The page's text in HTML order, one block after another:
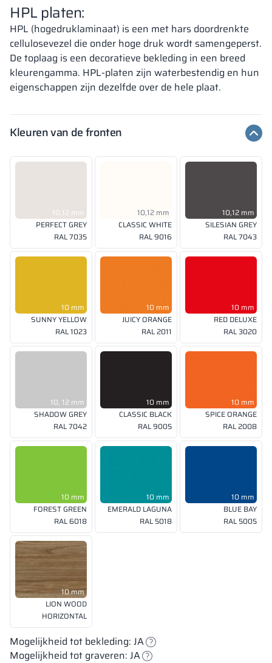
HPL platen:
HPL (hogedruklaminaat) is een met hars doordrenkte
cellulosevezel die onder hoge druk wordt samengeperst.
De toplaag is een decoratieve bekleding in een breed
kleurengamma. HPL-platen zijn waterbestendig en hun
eigenschappen zijn dezelfde over de hele plaat.
Kleuren van de fronten
10,12 mm
PERFECT GREY
RAL 7035
10,12 mm
CLASSIC WHITE
RAL 9016
10,12 mm
SILESIAN GREY
RAL 7043
10 mm
SUNNY YELLOW
RAL 1023
10 mm
JUICY ORANGE
RAL 2011
10 mm
RED DELUXE
RAL 3020
10, 12 mm
SHADOW GREY
RAL 7042
10 mm
CLASSIC BLACK
RAL 9005
10 mm
SPICE ORANGE
RAL 2008
10 mm
FOREST GREEN
RAL 6018
10 mm
EMERALD LAGUNA
RAL 5018
10 mm
BLUE BAY
RAL 5005
10 mm
LION WOOD
HORIZONTAL
Mogelijkheid tot bekleding: JA
Mogelijkheid tot graveren: JA